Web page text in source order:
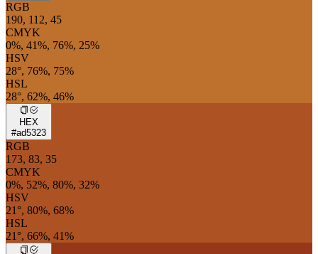
RGB
190, 112, 45
CMYK
0%, 41%, 76%, 25%
HSV
28°, 76%, 75%
HSL
28°, 62%, 46%
HEX
#ad5323
RGB
173, 83, 35
CMYK
0%, 52%, 80%, 32%
HSV
21°, 80%, 68%
HSL
21°, 66%, 41%